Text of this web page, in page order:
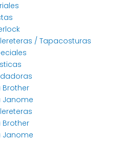
/ Tapacosturas
Janome
Brother
Janome